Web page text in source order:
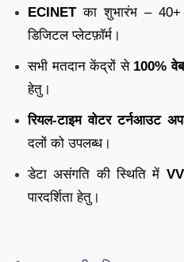
ECINETका शुभारंभ – 40+
डिजिटल प्लेटफ़ॉर्म।
सभी मतदान केंद्रों से 100%
हेतु।
रियल-टाइम वोटर टर्नआउट
दलों को उपलब्ध।
डेटा असंगति की स्थिति में
पारदर्शिता हेतु।